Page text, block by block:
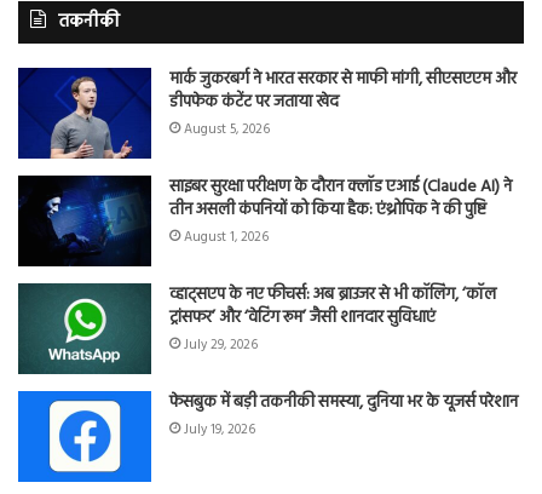
तकनीकी
मार्क जुकरबर्ग ने भारत सरकार से माफी मांगी, सीएसएएम और
डीपफेक कंटेंट पर जताया खेद
August 5, 2026
साइबर सुरक्षा परीक्षण के दौरान क्लॉड एआई (Claude AI) ने
तीन असली कंपनियों को किया हैक: एंथ्रोपिक ने की पुष्टि
August 1, 2026
व्हाट्सएप के नए फीचर्स: अब ब्राउजर से भी कॉलिंग, ‘कॉल
ट्रांसफर’ और ‘वेटिंग रूम’ जैसी शानदार सुविधाएं
July 29, 2026
फेसबुक में बड़ी तकनीकी समस्या, दुनिया भर के यूजर्स परेशान
July 19, 2026